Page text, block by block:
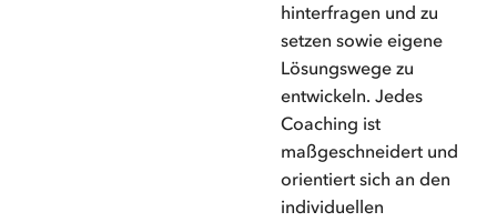
hinterfragen und zu
setzen sowie eigene
Lösungswege zu
entwickeln. Jedes
Coaching ist
maßgeschneidert und
orientiert sich an den
individuellen